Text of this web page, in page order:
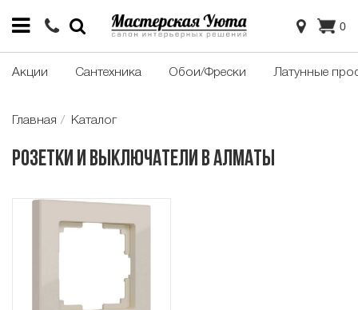
0
Акции Сантехника Обои/Фрески Латунные
Главная Каталог
Розетки и выключатели в Алматы